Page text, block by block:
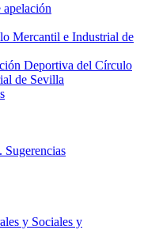
Mercantil e Industrial de
Deportiva del Círculo
de Sevilla
Sugerencias
y Sociales y